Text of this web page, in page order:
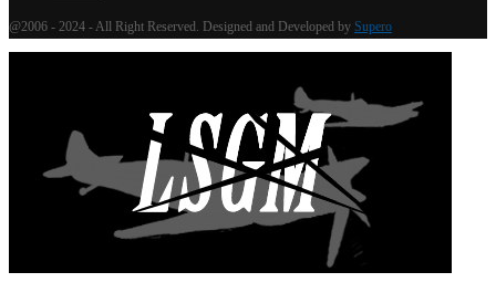
@2006 - 2024 - All Right Reserved. Designed and Developed by Supero